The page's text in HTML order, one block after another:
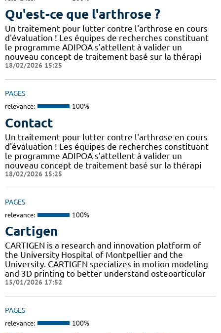
Qu'est-ce que l'arthrose ?
Un traitement pour lutter contre l'arthrose en cours
d'évaluation ! Les équipes de recherches constituant
le programme ADIPOA s'attellent à valider un
nouveau concept de traitement basé sur la thérapi
18/02/2026 15:25
PAGES
relevance: 100%
Contact
Un traitement pour lutter contre l'arthrose en cours
d'évaluation ! Les équipes de recherches constituant
le programme ADIPOA s'attellent à valider un
nouveau concept de traitement basé sur la thérapi
18/02/2026 15:25
PAGES
relevance: 100%
Cartigen
CARTIGEN is a research and innovation platform of
the University Hospital of Montpellier and the
University. CARTIGEN specializes in motion modeling
and 3D printing to better understand osteoarticular
15/01/2026 17:52
PAGES
relevance: 100%